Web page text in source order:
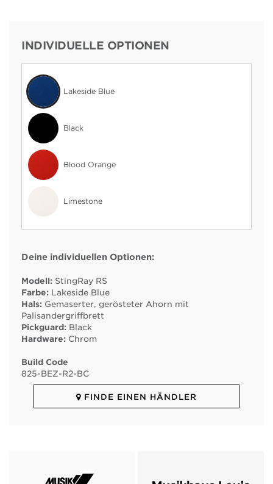
INDIVIDUELLE OPTIONEN
Lakeside Blue
Black
Blood Orange
Limestone
Deine individuellen Optionen:
Modell: StingRay RS
Farbe: Lakeside Blue
Hals: Gemaserter, gerösteter Ahorn mit
Palisandergriffbrett
Pickguard: Black
Hardware: Chrom
Build Code
825-BEZ-R2-BC
FINDE EINEN HÄNDLER